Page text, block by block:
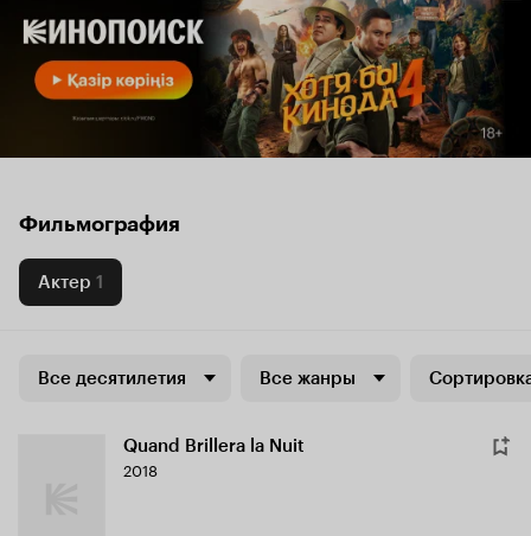
Фильмография
Актер 1
Все десятилетия Все жанры
Quand Brillera la Nuit
2018